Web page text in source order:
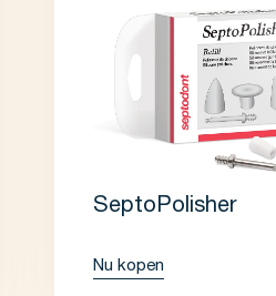
SeptoPolisher
Nu kopen